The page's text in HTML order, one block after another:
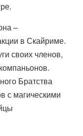
–
в Скайриме.
своих членов,
Братства
с магическими